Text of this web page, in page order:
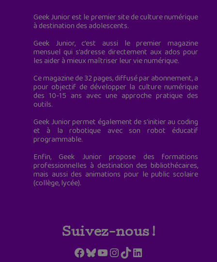
Geek Junior est le premier site de culture numérique
à destination des adolescents.
Geek Junior, c’est aussi le premier magazine
mensuel qui s’adresse directement aux ados pour
les aider à mieux maîtriser leur vie numérique.
Ce magazine de 32 pages, diffusé par abonnement, a
pour objectif de développer la culture numérique
des 10-15 ans avec une approche pratique des
outils.
Geek Junior permet également de s'initier au coding
et à la robotique avec son robot éducatif
programmable.
Enfin, Geek Junior propose des formations
professionnelles à destination des bibliothécaires,
mais aussi des animations pour le public scolaire
(collège, lycée).
Suivez-nous !
Facebook
Bluesky
YouTube
Instagram
TikTokLinkedIn